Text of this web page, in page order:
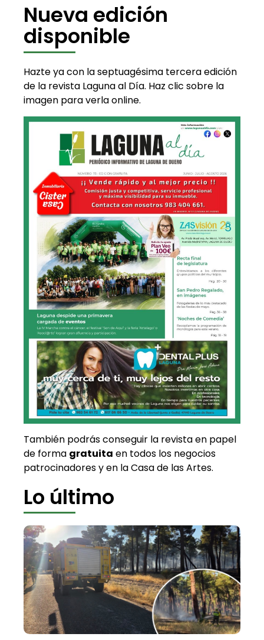
Nueva edición
disponible
Hazte ya con la septuagésima tercera edición
de la revista Laguna al Día. Haz clic sobre la
imagen para verla online.
También podrás conseguir la revista en papel
de forma gratuita en todos los negocios
patrocinadores y en la Casa de las Artes.
Lo último